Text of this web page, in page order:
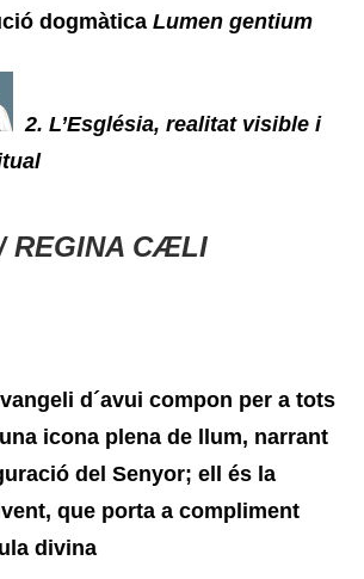
dogmàtica Lumen gentium
2. L’Església, realitat visible i
REGINA CÆLI
d´avui compon per a tots
icona plena de llum, narrant
del Senyor; ell és la
que porta a compliment
divina